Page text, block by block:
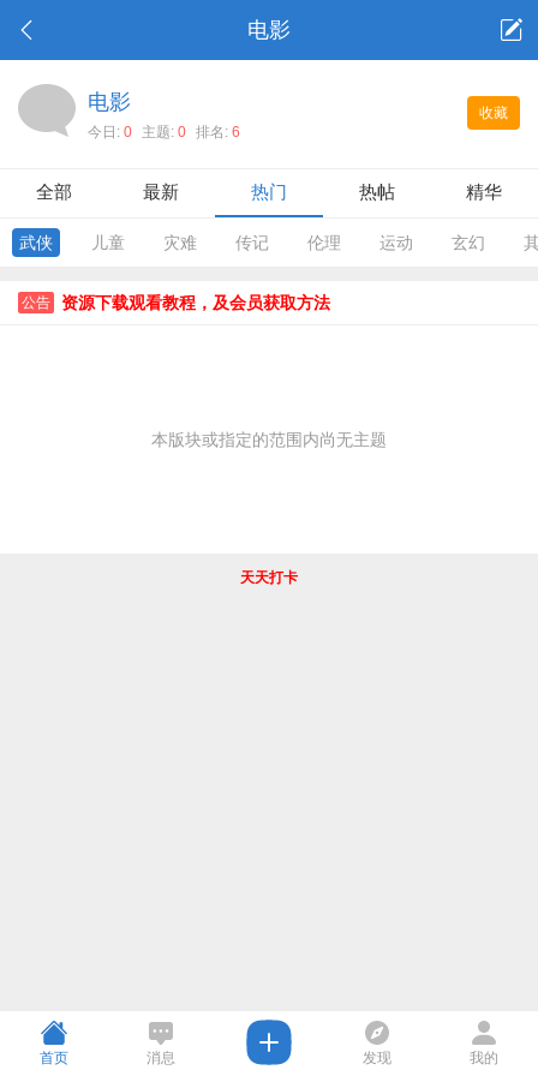
电影
收藏
电影
今日: 0 主题: 0 排名: 6
全部 最新 热门 热帖 精华
武侠 儿童 灾难 传记 伦理 运动 玄幻
公告 资源下载观看教程，及会员获取方法
本版块或指定的范围内尚无主题
天天打卡
首页 消息 发现 我的